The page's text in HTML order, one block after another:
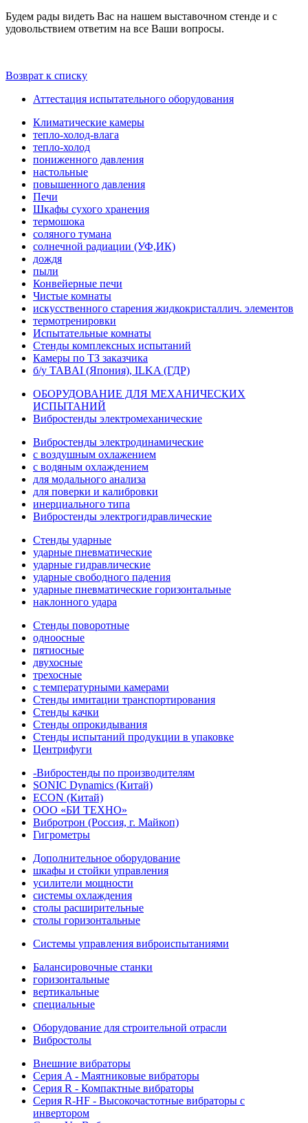
Будем рады видеть Вас на нашем выставочном стенде и с
удовольствием ответим на все Ваши вопросы.
Возврат к списку
Аттестация испытательного оборудования
Климатические камеры
тепло-холод-влага
тепло-холод
пониженного давления
настольные
повышенного давления
Печи
Шкафы сухого хранения
термошока
соляного тумана
солнечной радиации (УФ,ИК)
дождя
пыли
Конвейерные печи
Чистые комнаты
искусственного старения жидкокристаллич. элементов
термотренировки
Испытательные комнаты
Стенды комплексных испытаний
Камеры по ТЗ заказчика
б/у TABAI (Япония), ILKA (ГДР)
ОБОРУДОВАНИЕ ДЛЯ МЕХАНИЧЕСКИХ
ИСПЫТАНИЙ
Вибростенды электромеханические
Вибростенды электродинамические
с воздушным охлажением
с водяным охлаждением
для модального анализа
для поверки и калибровки
инерциального типа
Вибростенды электрогидравлические
Стенды ударные
ударные пневматические
ударные гидравлические
ударные свободного падения
ударные пневматические горизонтальные
наклонного удара
Стенды поворотные
одноосные
пятиосные
двухосные
трехосные
с температурными камерами
Стенды имитации транспортирования
Стенды качки
Стенды опрокидывания
Стенды испытаний продукции в упаковке
Центрифуги
-Вибростенды по производителям
SONIC Dynamics (Китай)
ECON (Китай)
ООО «БИ ТЕХНО»
Вибротрон (Россия, г. Майкоп)
Гигрометры
Дополнительное оборудование
шкафы и стойки управления
усилители мощности
системы охлаждения
столы расширительные
столы горизонтальные
Системы управления виброиспытаниями
Балансировочные станки
горизонтальные
вертикальные
специальные
Оборудование для строительной отрасли
Вибростолы
Внешние вибраторы
Серия A - Маятниковые вибраторы
Серия R - Компактные вибраторы
Серия R-HF - Высокочастотные вибраторы с
инвертором